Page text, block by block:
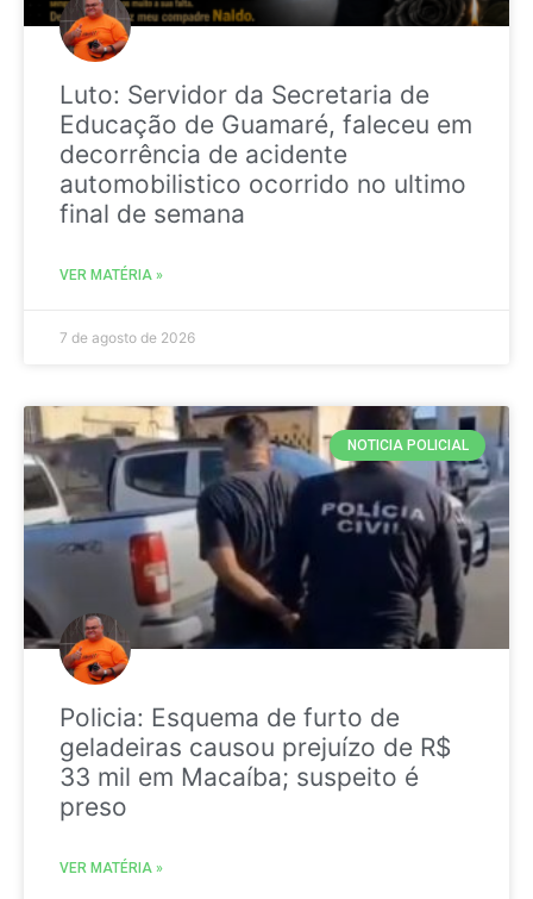
Luto: Servidor da Secretaria de
Educação de Guamaré, faleceu em
decorrência de acidente
automobilistico ocorrido no ultimo
final de semana
VER MATÉRIA »
7 de agosto de 2026
NOTICIA POLICIAL
Policia: Esquema de furto de
geladeiras causou prejuízo de R$
33 mil em Macaíba; suspeito é
preso
VER MATÉRIA »